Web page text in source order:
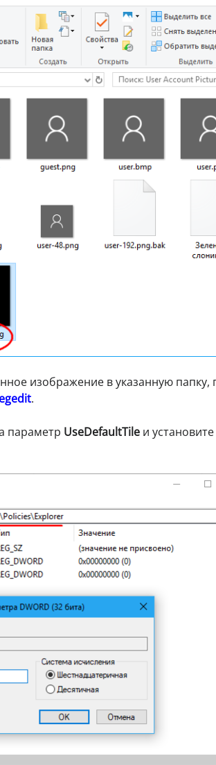
изображение в указанную папку,
.
параметр UseDefaultTile и